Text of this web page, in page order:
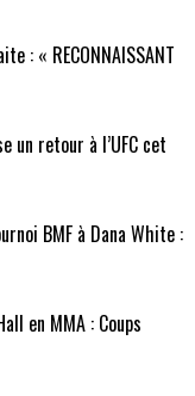
: « RECONNAISSANT
un retour à l’UFC cet
BMF à Dana White :
en MMA : Coups